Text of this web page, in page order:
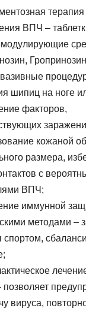
терапия
ВПЧ –
шипиц на ноге
факторов,
кожаной
размера,
с
ВПЧ;
иммунной
методами –
спортом,
позволяет
вируса,